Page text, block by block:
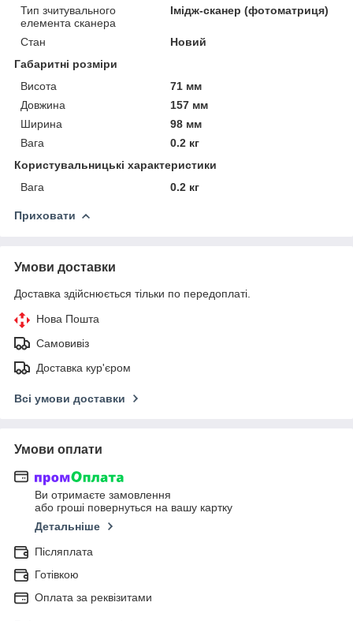
Тип зчитувального
елемента сканера
Імідж-сканер (фотоматриця)
Стан
Новий
Габаритні розміри
Висота
71 мм
Довжина
157 мм
Ширина
98 мм
Вага
0.2 кг
Користувальницькі характеристики
Вага
0.2 кг
Приховати
Умови доставки
Доставка здійснюється тільки по передоплаті.
Нова Пошта
Самовивіз
Доставка кур'єром
Всі умови доставки
Умови оплати
Ви отримаєте замовлення
або гроші повернуться на вашу картку
Детальніше
Післяплата
Готівкою
Оплата за реквізитами